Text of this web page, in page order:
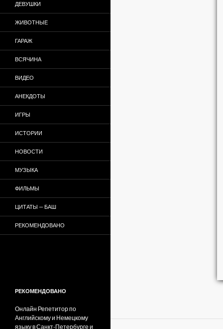
ДЕВУШКИ
ЖИВОТНЫЕ
ГАРАЖ
ВСЯЧИНА
ВИДЕО
АНЕКДОТЫ
ИГРЫ
ИСТОРИИ
НОВОСТИ
МУЗЫКА
ФИЛЬМЫ
ЦИТАТЫ — БАШ
РЕКОМЕНДОВАНО
РЕКОМЕНДОВАНО
Онлайн Репетитор по
Английскому и Немецкому
языку в Санкт-Петербурге и